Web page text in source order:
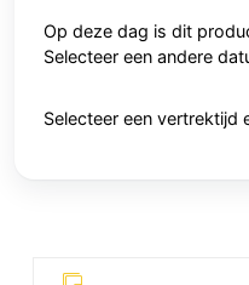
Op deze dag is dit
Selecteer een andere
Selecteer een vertrektijd